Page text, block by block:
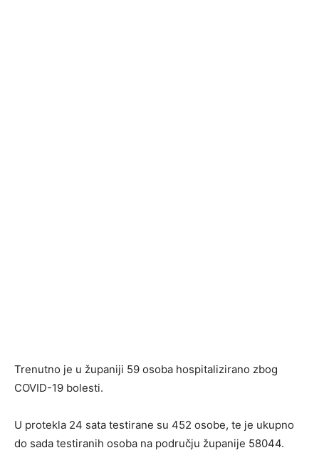
Trenutno je u županiji 59 osoba hospitalizirano zbog
COVID-19 bolesti.
U protekla 24 sata testirane su 452 osobe, te je ukupno
do sada testiranih osoba na području županije 58044.